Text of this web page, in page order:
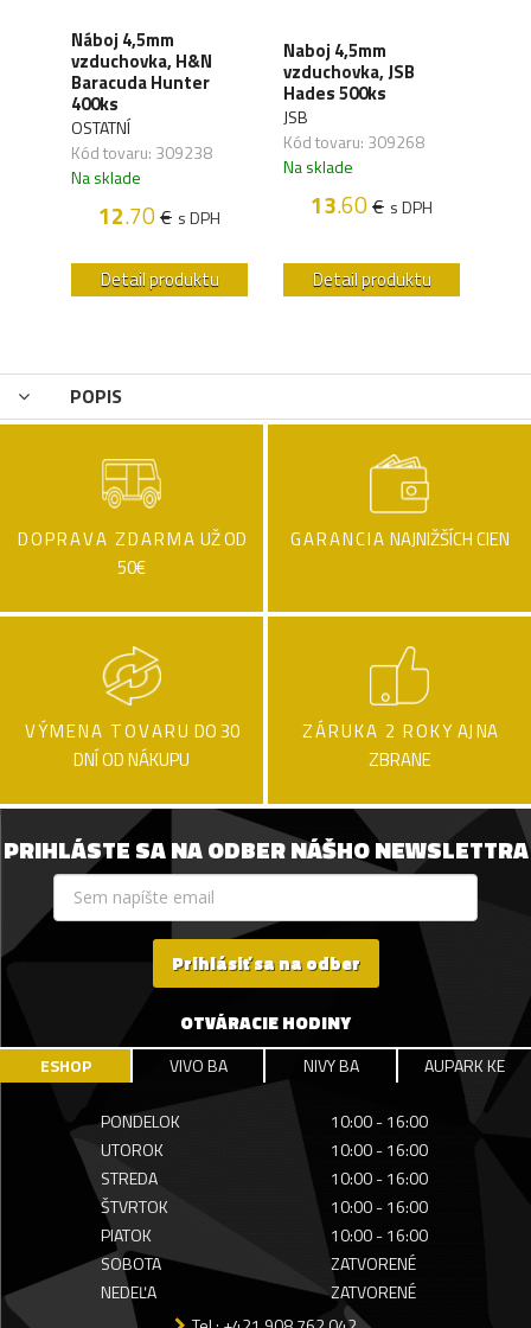
Náboj 4,5mm
vzduchovka, H&N
Baracuda Hunter
400ks
OSTATNÍ
Kód tovaru: 309238
Na sklade
12.70€ s DPH
Detail produktu
Naboj 4,5mm
vzduchovka, JSB
Hades 500ks
JSB
Kód tovaru: 309268
Na sklade
13.60€ s DPH
Detail produktu
POPIS
DOPRAVA ZDARMA UŽ OD
50€
GARANCIA NAJNIŽŠÍCH CIEN
VÝMENA TOVARU DO 30
DNÍ OD NÁKUPU
ZÁRUKA 2 ROKY AJ NA
ZBRANE
PRIHLÁSTE SA NA ODBER NÁŠHO NEWSLETTRA
Prihlásiť sa na odber
OTVÁRACIE HODINY
ESHOP VIVO BA NIVY BA AUPARK KE
PONDELOK
10:00 - 16:00
UTOROK
10:00 - 16:00
STREDA
10:00 - 16:00
ŠTVRTOK
10:00 - 16:00
PIATOK
10:00 - 16:00
SOBOTA
ZATVORENÉ
NEDEĽA
ZATVORENÉ